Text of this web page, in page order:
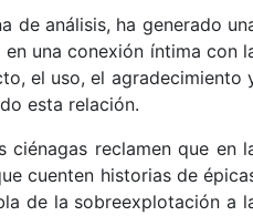
de análisis, ha generado
una conexión íntima con
el uso, el agradecimiento
esta relación.
reclamen que en
cuenten historias de
de la sobreexplotación a